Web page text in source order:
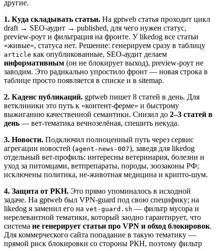
другие.
1. Куда складывать статьи. На gptweb статья проходит цикл
draft → SEO-аудит → published, для чего нужен статус,
preview-роут и фильтрация на фронте. У likedog все статьи
«живые», статуса нет. Решение: генерируем сразу в таблицу
article как опубликованные, SEO-аудит делаем
информативным (он не блокирует выход), preview-роут не
заводим. Это радикально упростило фронт — новая строка в
таблице просто появляется в списке и в sitemap.
2. Каденс публикаций. gptweb пишет 8 статей в день. Для
ветклиники это путь к «контент-ферме» и быстрому
выжиганию качественной семантики. Снизил до 2–3 статей в
день — вет-тематика вечнозелёная, спешить некуда.
3. Новости. Подключил полноценный путь через сервис
агрегации новостей (agent-news-007), заведя для likedog
отдельный вет-профиль: интересны ветеринария, болезни и
уход за питомцами, ветпрепараты, породы, зоозаконы РФ;
исключены политика, не-животная медицина и крипто-шум.
4. Защита от РКН. Это прямо упоминалось в исходной
задаче. На gptweb был VPN-guard под свою специфику; на
likedog я заменил его на vet-guard.sh — фильтр мусора и
нерелевантной тематики, который заодно гарантирует, что
система не генерирует статьи про VPN и обход блокировок.
Для коммерческого сайта попадание в такую тематику —
прямой риск блокировки со стороны РКН, поэтому фильтр